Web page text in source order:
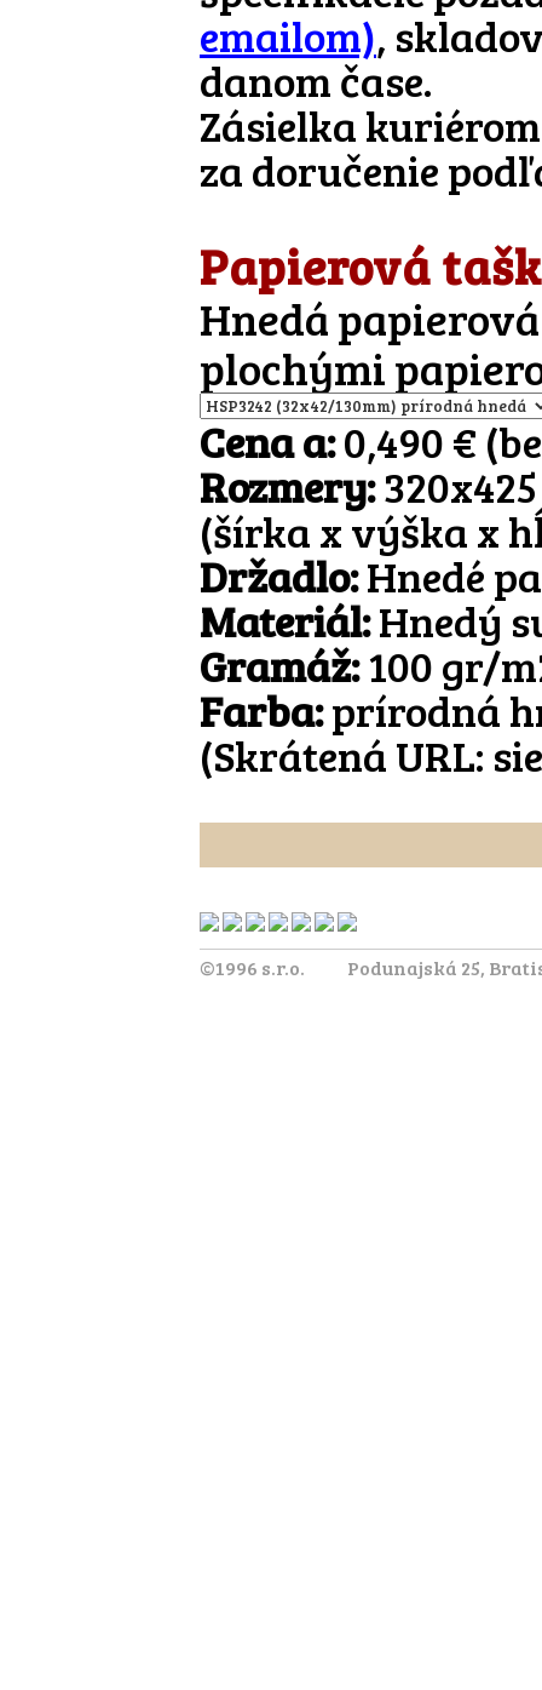
emailom),
danom čase.
Zásielka
za doručenie
Papierová
Hnedá
plochými
Cena a:0,490 €
Rozmery:
(šírka x výška x
Držadlo:Hnedé
Materiál:Hnedý
Gramáž:100 gr/
Farba:prírodná
(Skrátená URL:
©1996 s.r.o. Podunajská 25,